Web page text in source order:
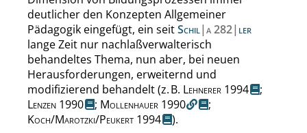
deutlicher den Konzepten Allgemeiner
Pädagogik eingefügt, ein seitSchil|a282| ler
lange Zeit nur nachlaßverwalterisch
behandeltes Thema, nun aber, bei neuen
Herausforderungen, erweiternd und
modifizierend behandelt (z. B. Lehnerer 1994
;
Lenzen 1990 ; Mollenhauer1990
;
Koch/Marotzki/Peukert 1994
).